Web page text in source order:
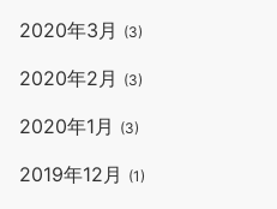
2020年3月 (3)
2020年2月 (3)
2020年1月 (3)
2019年12月 (1)